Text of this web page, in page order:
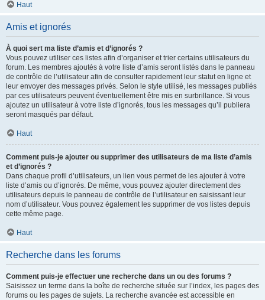
Haut
Amis et ignorés
À quoi sert ma liste d’amis et d’ignorés ?
Vous pouvez utiliser ces listes afin d’organiser et trier certains utilisateurs du
forum. Les membres ajoutés à votre liste d’amis seront listés dans le panneau
de contrôle de l’utilisateur afin de consulter rapidement leur statut en ligne et
leur envoyer des messages privés. Selon le style utilisé, les messages publiés
par ces utilisateurs peuvent éventuellement être mis en surbrillance. Si vous
ajoutez un utilisateur à votre liste d’ignorés, tous les messages qu’il publiera
seront masqués par défaut.
Haut
Comment puis-je ajouter ou supprimer des utilisateurs de ma liste d’amis
et d’ignorés ?
Dans chaque profil d’utilisateurs, un lien vous permet de les ajouter à votre
liste d’amis ou d’ignorés. De même, vous pouvez ajouter directement des
utilisateurs depuis le panneau de contrôle de l’utilisateur en saisissant leur
nom d’utilisateur. Vous pouvez également les supprimer de vos listes depuis
cette même page.
Haut
Recherche dans les forums
Comment puis-je effectuer une recherche dans un ou des forums ?
Saisissez un terme dans la boîte de recherche située sur l’index, les pages des
forums ou les pages de sujets. La recherche avancée est accessible en